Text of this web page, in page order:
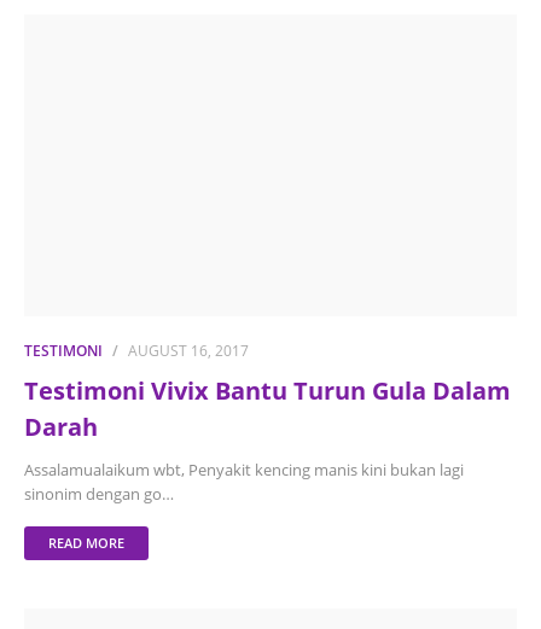
TESTIMONI AUGUST 16, 2017
Testimoni Vivix Bantu Turun Gula Dalam
Darah
Assalamualaikum wbt, Penyakit kencing manis kini bukan lagi
sinonim dengan go…
READ MORE